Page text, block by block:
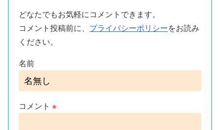
どなたでもお気軽にコメントできます。
コメント投稿前に、 プライバシーポリシーをお読み
ください。
名前
コメント ※